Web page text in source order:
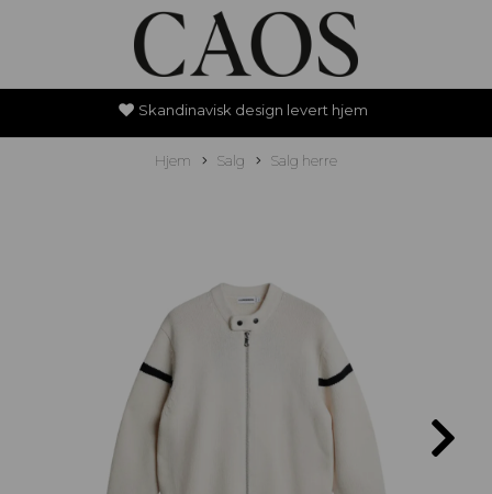
Skandinavisk design levert hjem
Hjem Salg Salg herre